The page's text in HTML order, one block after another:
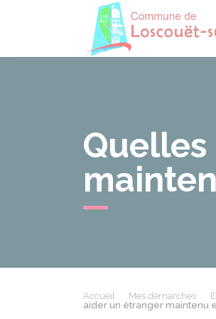
Accueil Mes démarches
aider un étranger maintenu